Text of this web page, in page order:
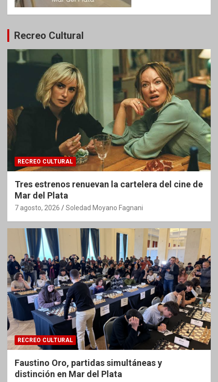
Recreo Cultural
RECREO CULTURAL
Tres estrenos renuevan la cartelera del cine de
Mar del Plata
7 agosto, 2026 Soledad Moyano Fagnani
RECREO CULTURAL
Faustino Oro, partidas simultáneas y
distinción en Mar del Plata